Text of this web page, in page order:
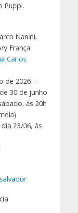
Puppi.
Nanini,
França
Carlos
de 2026 –
30 de junho
às 20h
23/06, às